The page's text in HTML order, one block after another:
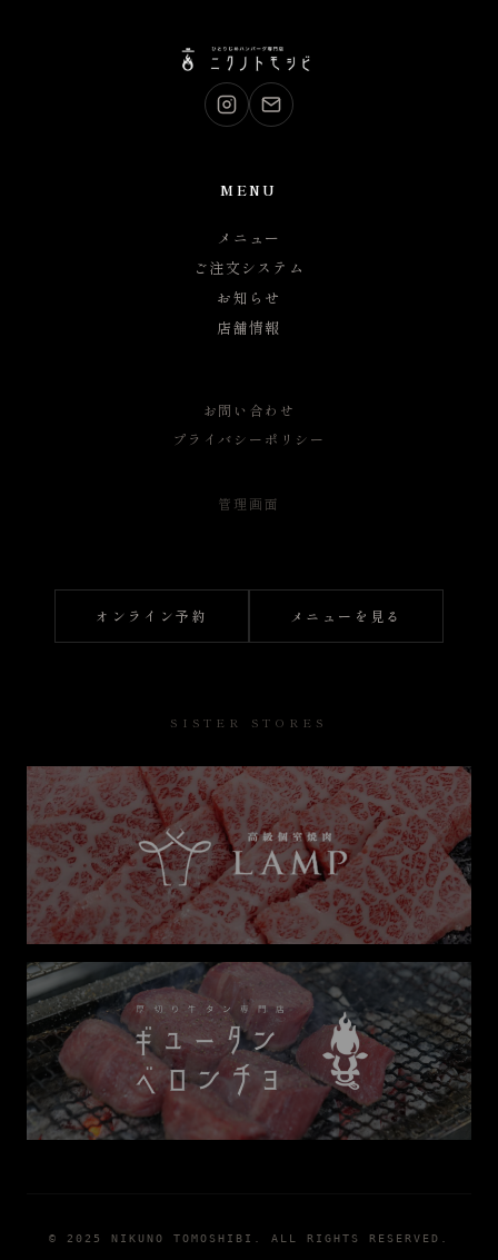
MENU
メニュー
ご注文システム
お知らせ
店舗情報
お問い合わせ
プライバシーポリシー
管理画面
オンライン予約 メニューを見る
SISTER STORES
© 2025 NIKUNO TOMOSHIBI. ALL RIGHTS RESERVED.